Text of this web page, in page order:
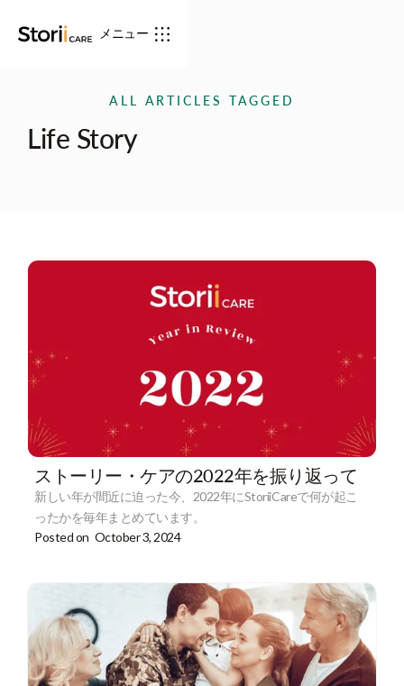
メニュー
ALL ARTICLES TAGGED
Life Story
ストーリー・ケアの2022年を振り返って
新しい年が間近に迫った今、2022年にStoriiCareで何が起こ
ったかを毎年まとめています。
Posted on October 3, 2024